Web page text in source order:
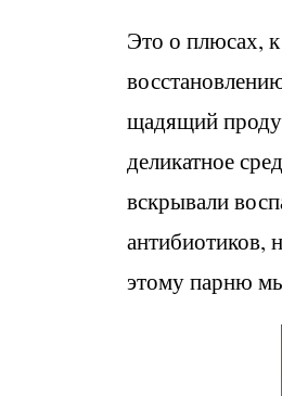
Это о плюсах,
щадящий
деликатное
вскрывали
антибиотиков,
этому парню